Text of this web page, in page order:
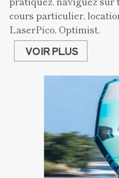
cours particulier,
VOIR PLUS